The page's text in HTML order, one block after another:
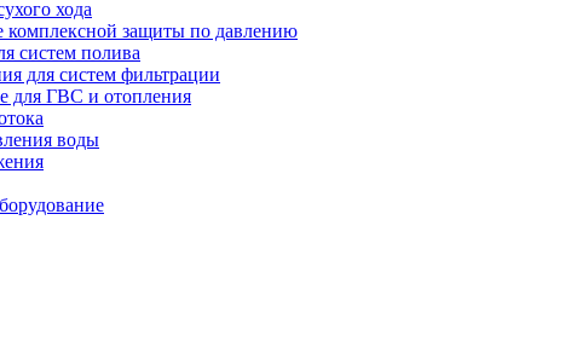
хода
комплексной защиты по давлению
систем полива
для систем фильтрации
для ГВС и отопления
воды